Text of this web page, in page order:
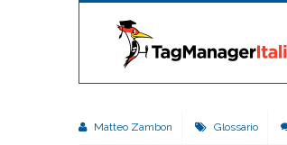
Matteo Zambon Glossario